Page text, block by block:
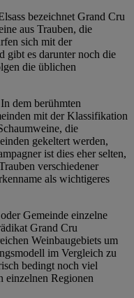
bezeichnet Grand Cru
aus Trauben, die
sich mit der
gibt es darunter noch die
die üblichen
dem berühmten
mit der Klassifikation
die
gekeltert werden,
ist dies eher selten,
verschiedener
als wichtigeres
Gemeinde einzelne
Grand Cru
Weinbaugebiets um
im Vergleich zu
bedingt noch viel
einzelnen Regionen